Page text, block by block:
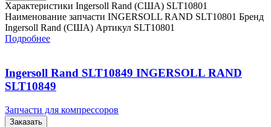
Характеристики Ingersoll Rand (США) SLT10801
Наименование запчасти INGERSOLL RAND SLT10801 Бренд
Ingersoll Rand (США) Артикул SLT10801
Подробнее
Ingersoll Rand SLT10849 INGERSOLL RAND
SLT10849
Запчасти для компрессоров
Заказать